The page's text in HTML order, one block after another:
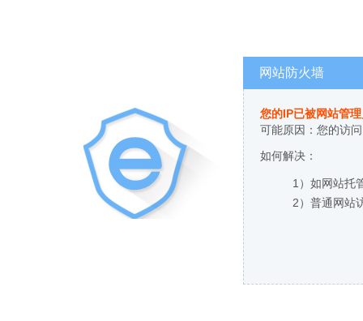
网站防火墙
您的IP已被网站管
可能原因：您的访
如何解决：
1）如网站托
2）普通网站